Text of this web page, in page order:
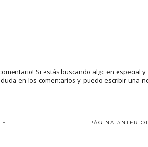
Si estás buscando algo en especial y
en los comentarios y puedo escribir una
PÁGINA